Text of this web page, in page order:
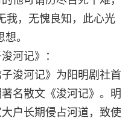
我，无愧良知，此心光
。
河记》：
浚河记》为阳明剧社首
名散文《浚河记》。明
户长期侵占河道，致使